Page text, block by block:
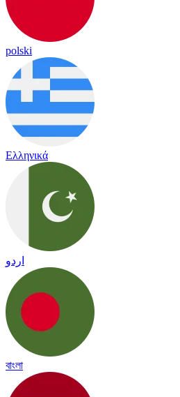
polski
Ελληνικά
اردو
বাংলা